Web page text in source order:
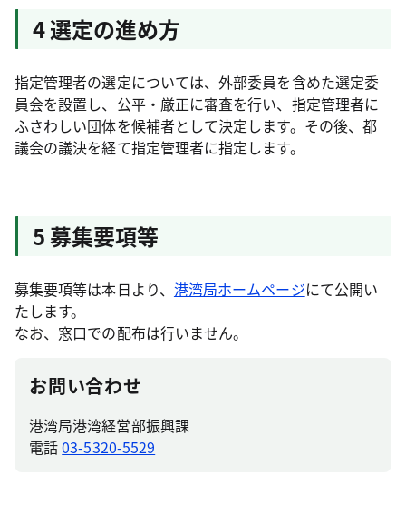
4 選定の進め方
指定管理者の選定については、外部委員を含めた選定委
員会を設置し、公平・厳正に審査を行い、指定管理者に
ふさわしい団体を候補者として決定します。その後、都
議会の議決を経て指定管理者に指定します。
5 募集要項等
募集要項等は本日より、 港湾局ホームページにて公開い
たします。
なお、窓口での配布は行いません。
お問い合わせ
港湾局港湾経営部振興課
電話03-5320-5529